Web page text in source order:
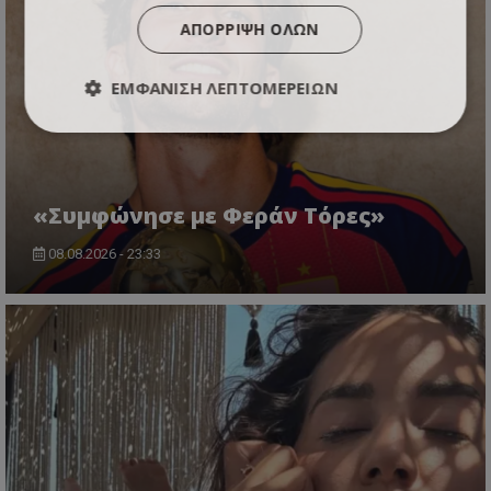
«Συμφώνησε με Φεράν Τόρες»
08.08.2026 - 23:33
ΑΠΌΡΡΙΨΗ ΌΛΩΝ
ΕΜΦΆΝΙΣΗ ΛΕΠΤΟΜΕΡΕΙΏΝ